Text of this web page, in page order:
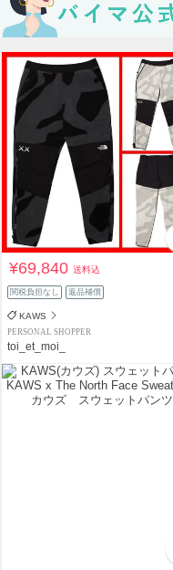
¥69,840送料込
関税負担なし 返品補償
KAWS
PERSONAL SHOPPER
toi_et_moi_